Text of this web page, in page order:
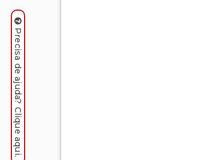
Precisa de ajuda? Clique aqui.